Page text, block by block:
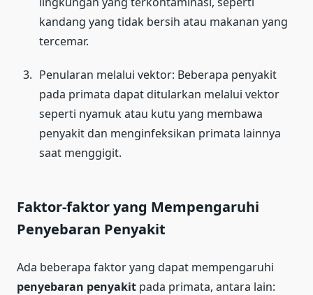
kandang yang tidak bersih atau makanan yang
tercemar.
Penularan melalui vektor: Beberapa penyakit
pada primata dapat ditularkan melalui vektor
seperti nyamuk atau kutu yang membawa
penyakit dan menginfeksikan primata lainnya
saat menggigit.
Faktor-faktor yang Mempengaruhi
Penyebaran Penyakit
Ada beberapa faktor yang dapat mempengaruhi
penyebaran penyakit pada primata, antara lain: